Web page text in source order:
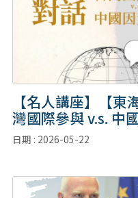
【名人講座】【東
灣國際參與 v.s. 中
擾】
日期 : 2026-05-22